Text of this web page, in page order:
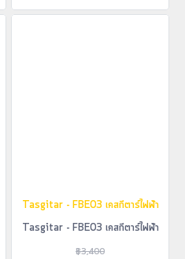
Tasgitar - FBE03 เคสกีตาร์ไฟฟ้า
Tasgitar - FBE03 เคสกีตาร์ไฟฟ้า
฿3,400